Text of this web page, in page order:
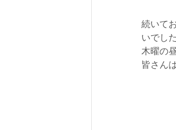
続いて
いでし
木曜の
皆さん